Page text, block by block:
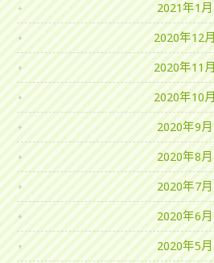
2021年1月
2020年12月
2020年11月
2020年10月
2020年9月
2020年8月
2020年7月
2020年6月
2020年5月